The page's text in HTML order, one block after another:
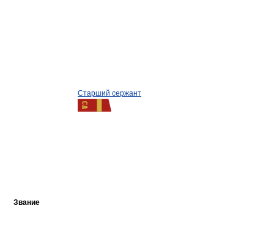
Звание
Старший сержант